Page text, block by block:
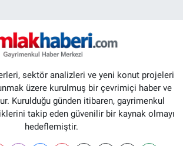
sektör analizleri ve yeni konut projeleri
üzere kurulmuş bir çevrimiçi haber ve
Kurulduğu günden itibaren, gayrimenkul
takip eden güvenilir bir kaynak olmayı
hedeflemiştir.